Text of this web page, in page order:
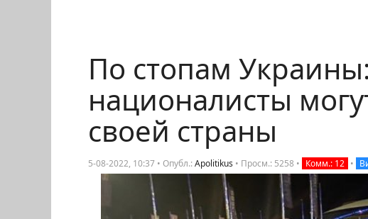
По стопам
националисты
своей страны
5-08-2022, 10:37 • Опубл.:Apolitikus • Просм.: 5258 • Комм.: 12 •